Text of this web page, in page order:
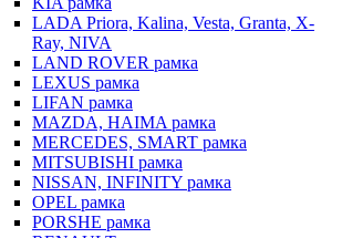
LADA Priora, Kalina, Vesta, Granta, X-
Ray, NIVA
LAND ROVER рамка
LEXUS рамка
LIFAN рамка
MAZDA, HAIMA рамка
MERCEDES, SMART рамка
MITSUBISHI рамка
NISSAN, INFINITY рамка
OPEL рамка
PORSHE рамка